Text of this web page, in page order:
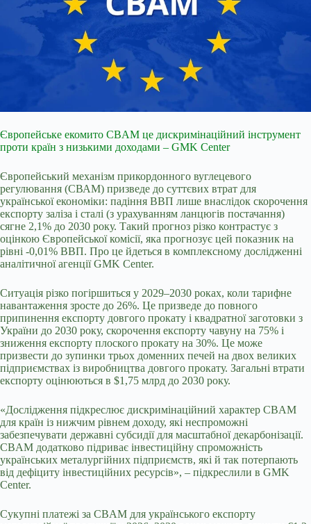
Європейське екомито CBAM це дискримінаційний інструмент
проти країн з низькими доходами – GMK Center
Європейський механізм прикордонного вуглецевого
регулювання (СВАМ) призведе до суттєвих втрат для
української економіки: падіння ВВП лише внаслідок скорочення
експорту заліза і сталі (з урахуванням ланцюгів постачання)
сягне 2,1% до 2030 року. Такий прогноз різко контрастує з
оцінкою Європейської комісії, яка прогнозує цей показник на
рівні -0,01% ВВП. Про це йдеться в комплексному дослідженні
аналітичної агенції GMK Center.
Ситуація різко погіршиться у 2029–2030 роках, коли тарифне
навантаження зросте до 26%. Це призведе до повного
припинення експорту довгого прокату і квадратної заготовки з
України до 2030 року, скорочення експорту чавуну на 75% і
зниження експорту плоского прокату на 30%. Це може
призвести до зупинки трьох доменних печей на двох великих
підприємствах із виробництва довгого прокату. Загальні втрати
експорту оцінюються в $1,75 млрд до 2030 року.
«Дослідження підкреслює дискримінаційний характер CBAM
для країн із нижчим рівнем доходу, які неспроможні
забезпечувати державні субсидії для масштабної декарбонізації.
CBAM додатково підриває інвестиційну спроможність
українських металургійних підприємств, які й так потерпають
від дефіциту інвестиційних ресурсів», – підкреслили в GMK
Center.
Сукупні платежі за CBAM для українського експорту